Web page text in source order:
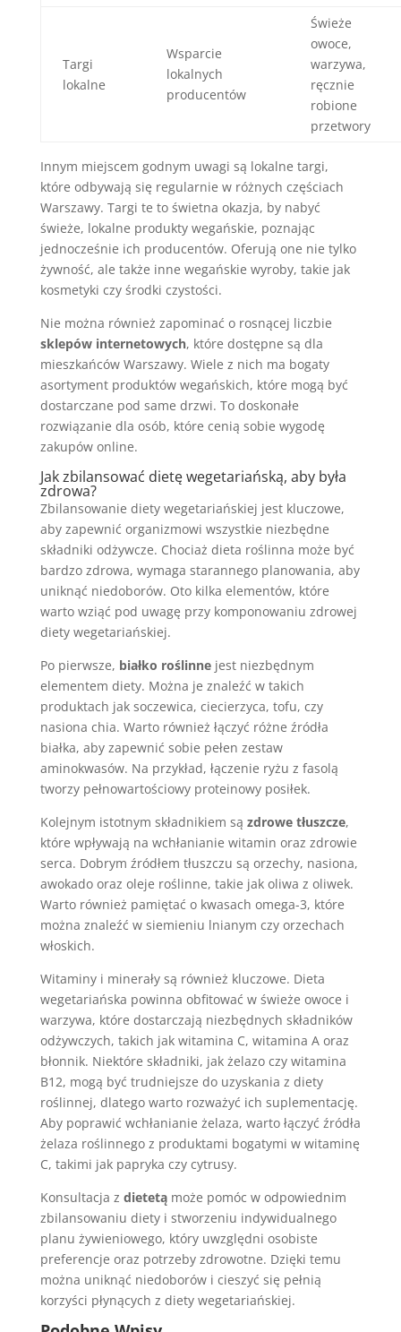
Targi
lokalne
Wsparcie
lokalnych
producentów
Świeże
owoce,
warzywa,
ręcznie
robione
przetwory
Innym miejscem godnym uwagi są lokalne targi,
które odbywają się regularnie w różnych częściach
Warszawy. Targi te to świetna okazja, by nabyć
świeże, lokalne produkty wegańskie, poznając
jednocześnie ich producentów. Oferują one nie tylko
żywność, ale także inne wegańskie wyroby, takie jak
kosmetyki czy środki czystości.
Nie można również zapominać o rosnącej liczbie
sklepów internetowych, które dostępne są dla
mieszkańców Warszawy. Wiele z nich ma bogaty
asortyment produktów wegańskich, które mogą być
dostarczane pod same drzwi. To doskonałe
rozwiązanie dla osób, które cenią sobie wygodę
zakupów online.
Jak zbilansować dietę wegetariańską, aby była
zdrowa?
Zbilansowanie diety wegetariańskiej jest kluczowe,
aby zapewnić organizmowi wszystkie niezbędne
składniki odżywcze. Chociaż dieta roślinna może być
bardzo zdrowa, wymaga starannego planowania, aby
uniknąć niedoborów. Oto kilka elementów, które
warto wziąć pod uwagę przy komponowaniu zdrowej
diety wegetariańskiej.
Po pierwsze, białko roślinnejest niezbędnym
elementem diety. Można je znaleźć w takich
produktach jak soczewica, ciecierzyca, tofu, czy
nasiona chia. Warto również łączyć różne źródła
białka, aby zapewnić sobie pełen zestaw
aminokwasów. Na przykład, łączenie ryżu z fasolą
tworzy pełnowartościowy proteinowy posiłek.
Kolejnym istotnym składnikiem są zdrowe tłuszcze,
które wpływają na wchłanianie witamin oraz zdrowie
serca. Dobrym źródłem tłuszczu są orzechy, nasiona,
awokado oraz oleje roślinne, takie jak oliwa z oliwek.
Warto również pamiętać o kwasach omega-3, które
można znaleźć w siemieniu lnianym czy orzechach
włoskich.
Witaminy i minerały są również kluczowe. Dieta
wegetariańska powinna obfitować w świeże owoce i
warzywa, które dostarczają niezbędnych składników
odżywczych, takich jak witamina C, witamina A oraz
błonnik. Niektóre składniki, jak żelazo czy witamina
B12, mogą być trudniejsze do uzyskania z diety
roślinnej, dlatego warto rozważyć ich suplementację.
Aby poprawić wchłanianie żelaza, warto łączyć źródła
żelaza roślinnego z produktami bogatymi w witaminę
C, takimi jak papryka czy cytrusy.
Konsultacja z dietetąmoże pomóc w odpowiednim
zbilansowaniu diety i stworzeniu indywidualnego
planu żywieniowego, który uwzględni osobiste
preferencje oraz potrzeby zdrowotne. Dzięki temu
można uniknąć niedoborów i cieszyć się pełnią
korzyści płynących z diety wegetariańskiej.